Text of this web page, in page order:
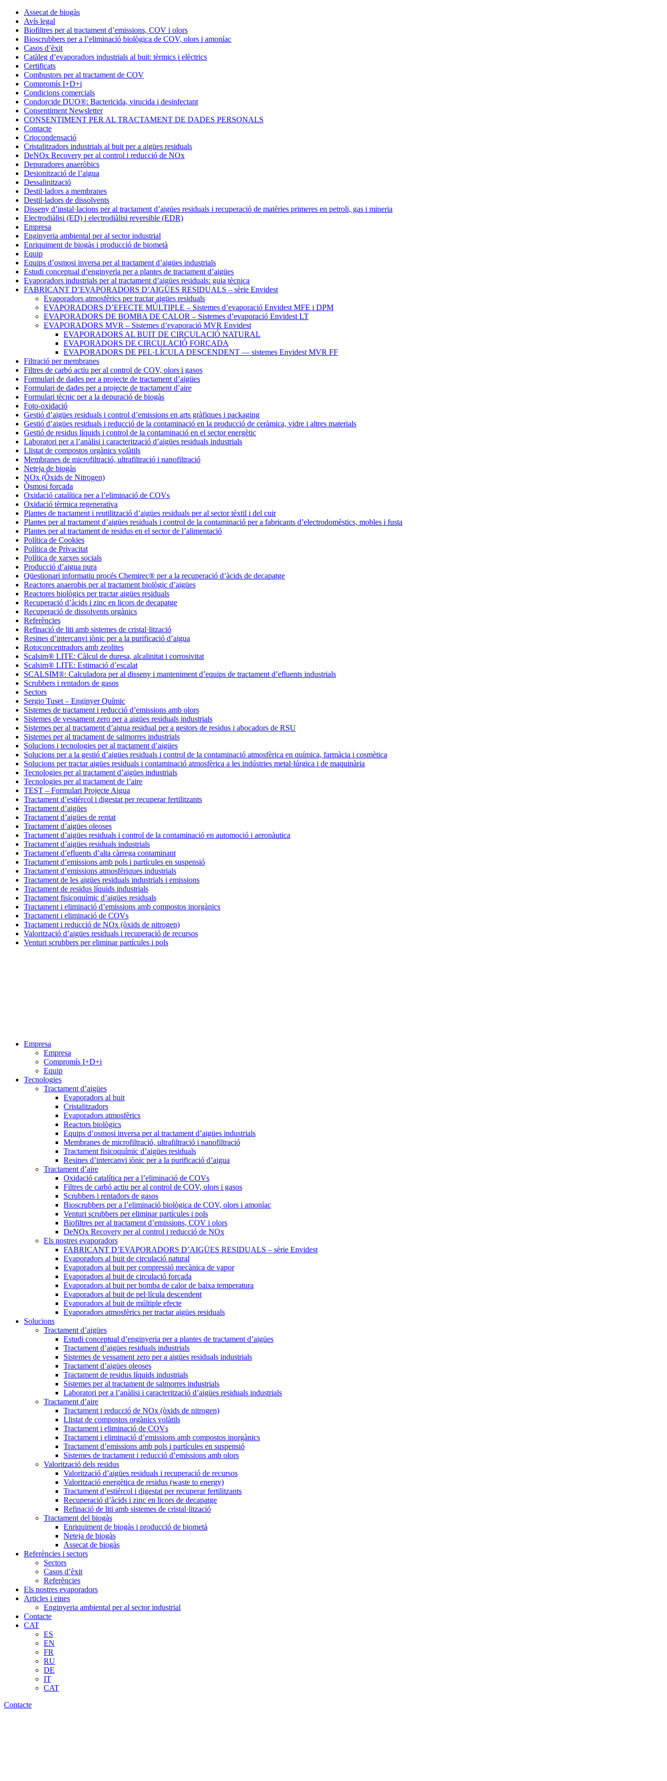
Condorchem
Enviro
Solutions
Assecat de biogàs
Avís legal
Biofiltres per al tractament d’emissions, COV i olors
Bioscrubbers per a l’eliminació biològica de COV, olors i amoníac
Casos d’èxit
Catàleg d’evaporadors industrials al buit: tèrmics i elèctrics
Certificats
Combustors per al tractament de COV
Compromís I+D+i
Condicions comercials
Condorcide DUO®: Bactericida, virucida i desinfectant
Consentiment Newsletter
CONSENTIMENT PER AL TRACTAMENT DE DADES PERSONALS
Contacte
Criocondensació
Cristalitzadors industrials al buit per a aigües residuals
DeNOx Recovery per al control i reducció de NOx
Depuradores anaeròbics
Desionització de l’aigua
Dessalinització
Destil·ladors a membranes
Destil·ladors de dissolvents
Disseny d’instal·lacions per al tractament d’aigües residuals i recuperació de matèries primeres en petroli, gas i mineria
Electrodiàlisi (ED) i electrodiàlisi reversible (EDR)
Empresa
Enginyeria ambiental per al sector industrial
Enriquiment de biogàs i producció de biometà
Equip
Equips d’osmosi inversa per al tractament d’aigües industrials
Estudi conceptual d’enginyeria per a plantes de tractament d’aigües
Evaporadors industrials per al tractament d’aigües residuals: guia tècnica
FABRICANT D’EVAPORADORS D’AIGÜES RESIDUALS – sèrie Envidest
Evaporadors atmosfèrics per tractar aigües residuals
EVAPORADORS D’EFECTE MÚLTIPLE – Sistemes d’evaporació Envidest MFE i DPM
EVAPORADORS DE BOMBA DE CALOR – Sistemes d’evaporació Envidest LT
EVAPORADORS MVR – Sistemes d’evaporació MVR Envidest
EVAPORADORS AL BUIT DE CIRCULACIÓ NATURAL
EVAPORADORS DE CIRCULACIÓ FORÇADA
EVAPORADORS DE PEL·LÍCULA DESCENDENT — sistemes Envidest MVR FF
Filtració per membranes
Filtres de carbó actiu per al control de COV, olors i gasos
Formulari de dades per a projecte de tractament d’aigües
Formulari de dades per a projecte de tractament d’aire
Formulari tècnic per a la depuració de biogàs
Foto-oxidació
Gestió d’aigües residuals i control d’emissions en arts gràfiques i packaging
Gestió d’aigües residuals i reducció de la contaminació en la producció de ceràmica, vidre i altres materials
Gestió de residus líquids i control de la contaminació en el sector energètic
Laboratori per a l’anàlisi i caracterització d’aigües residuals industrials
Llistat de compostos orgànics volàtils
Membranes de microfiltració, ultrafiltració i nanofiltració
Neteja de biogàs
NOx (Òxids de Nitrogen)
Òsmosi forçada
Oxidació catalítica per a l’eliminació de COVs
Oxidació tèrmica regenerativa
Plantes de tractament i reutilització d’aigües residuals per al sector tèxtil i del cuir
Plantes per al tractament d’aigües residuals i control de la contaminació per a fabricants d’electrodomèstics, mobles i fusta
Plantes per al tractament de residus en el sector de l’alimentació
Política de Cookies
Política de Privacitat
Política de xarxes socials
Producció d’aigua pura
Qüestionari informatiu procés Chemirec® per a la recuperació d’àcids de decapatge
Reactores anaerobis per al tractament biològic d’aigües
Reactores biològics per tractar aigües residuals
Recuperació d’àcids i zinc en licors de decapatge
Recuperació de dissolvents orgànics
Referències
Refinació de liti amb sistemes de cristal·lització
Resines d’intercanvi iònic per a la purificació d’aigua
Rotoconcentradors amb zeolites
Scalsim® LITE: Càlcul de duresa, alcalinitat i corrosivitat
Scalsim® LITE: Estimació d’escalat
SCALSIM®: Calculadora per al disseny i manteniment d’equips de tractament d’efluents industrials
Scrubbers i rentadors de gasos
Sectors
Sergio Tuset – Enginyer Químic
Sistemes de tractament i reducció d’emissions amb olors
Sistemes de vessament zero per a aigües residuals industrials
Sistemes per al tractament d’aigua residual per a gestors de residus i abocadors de RSU
Sistemes per al tractament de salmorres industrials
Solucions i tecnologies per al tractament d’aigües
Solucions per a la gestió d’aigües residuals i control de la contaminació atmosfèrica en química, farmàcia i cosmètica
Solucions per tractar aigües residuals i contaminació atmosfèrica a les indústries metal·lúrgica i de maquinària
Tecnologies per al tractament d’aigües industrials
Tecnologies per al tractament de l’aire
TEST – Formulari Projecte Aigua
Tractament d’estiércol i digestat per recuperar fertilitzants
Tractament d’aigües
Tractament d’aigües de rentat
Tractament d’aigües oleoses
Tractament d’aigües residuals i control de la contaminació en automoció i aeronàutica
Tractament d’aigües residuals industrials
Tractament d’efluents d’alta càrrega contaminant
Tractament d’emissions amb pols i partícules en suspensió
Tractament d’emissions atmosfèriques industrials
Tractament de les aigües residuals industrials i emissions
Tractament de residus líquids industrials
Tractament fisicoquímic d’aigües residuals
Tractament i eliminació d’emissions amb compostos inorgànics
Tractament i eliminació de COVs
Tractament i reducció de NOx (òxids de nitrogen)
Valorització d’aigües residuals i recuperació de recursos
Venturi scrubbers per eliminar partícules i pols
Empresa
Empresa
Compromís I+D+i
Equip
Tecnologies
Tractament d’aigües
Evaporadors al buit
Cristalitzadors
Evaporadors atmosfèrics
Reactors biològics
Equips d’osmosi inversa per al tractament d’aigües industrials
Membranes de microfiltració, ultrafiltració i nanofiltració
Tractament fisicoquímic d’aigües residuals
Resines d’intercanvi iònic per a la purificació d’aigua
Tractament d’aire
Oxidació catalítica per a l’eliminació de COVs
Filtres de carbó actiu per al control de COV, olors i gasos
Scrubbers i rentadors de gasos
Bioscrubbers per a l’eliminació biològica de COV, olors i amoníac
Venturi scrubbers per eliminar partícules i pols
Biofiltres per al tractament d’emissions, COV i olors
DeNOx Recovery per al control i reducció de NOx
Els nostres evaporadors
FABRICANT D’EVAPORADORS D’AIGÜES RESIDUALS – sèrie Envidest
Evaporadors al buit de circulació natural
Evaporadors al buit per compressió mecànica de vapor
Evaporadors al buit de circulació forçada
Evaporadors al buit per bomba de calor de baixa temperatura
Evaporadors al buit de pel·lícula descendent
Evaporadors al buit de múltiple efecte
Evaporadors atmosfèrics per tractar aigües residuals
Solucions
Tractament d’aigües
Estudi conceptual d’enginyeria per a plantes de tractament d’aigües
Tractament d’aigües residuals industrials
Sistemes de vessament zero per a aigües residuals industrials
Tractament d’aigües oleoses
Tractament de residus líquids industrials
Sistemes per al tractament de salmorres industrials
Laboratori per a l’anàlisi i caracterització d’aigües residuals industrials
Tractament d’aire
Tractament i reducció de NOx (òxids de nitrogen)
Llistat de compostos orgànics volàtils
Tractament i eliminació de COVs
Tractament i eliminació d’emissions amb compostos inorgànics
Tractament d’emissions amb pols i partícules en suspensió
Sistemes de tractament i reducció d’emissions amb olors
Valorització dels residus
Valorització d’aigües residuals i recuperació de recursos
Valorització energètica de residus (waste to energy)
Tractament d’estiércol i digestat per recuperar fertilitzants
Recuperació d’àcids i zinc en licors de decapatge
Refinació de liti amb sistemes de cristal·lització
Tractament del biogàs
Enriquiment de biogàs i producció de biometà
Neteja de biogàs
Assecat de biogàs
Referències i sectors
Sectors
Casos d’èxit
Referències
Els nostres evaporadors
Articles i eines
Enginyeria ambiental per al sector industrial
Contacte
CAT
ES
EN
FR
RU
DE
IT
CAT
Contacte